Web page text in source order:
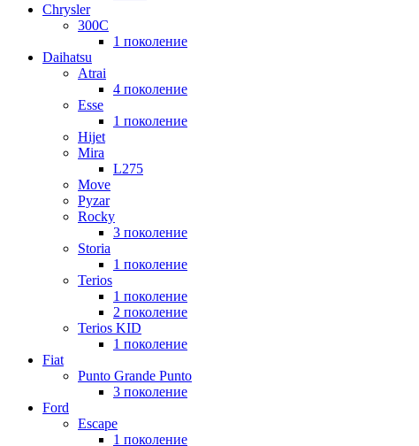
Chrysler
300C
1 поколение
Daihatsu
Atrai
4 поколение
Esse
1 поколение
Hijet
Mira
L275
Move
Pyzar
Rocky
3 поколение
Storia
1 поколение
Terios
1 поколение
2 поколение
Terios KID
1 поколение
Fiat
Punto Grande Punto
3 поколение
Ford
Escape
1 поколение